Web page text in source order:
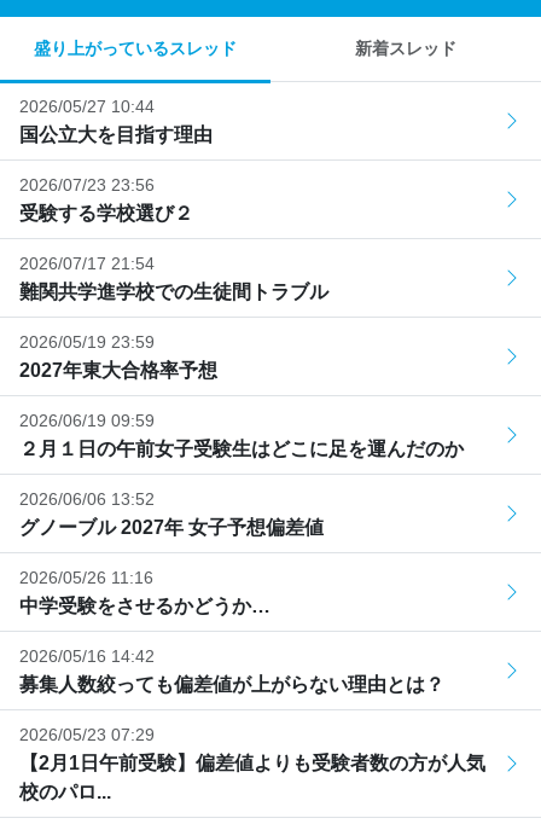
盛り上がっているスレッド 新着スレッド
2026/05/27 10:44
国公立大を目指す理由
2026/07/23 23:56
受験する学校選び２
2026/07/17 21:54
難関共学進学校での生徒間トラブル
2026/05/19 23:59
2027年東大合格率予想
2026/06/19 09:59
２月１日の午前女子受験生はどこに足を運んだのか
2026/06/06 13:52
グノーブル 2027年 女子予想偏差値
2026/05/26 11:16
中学受験をさせるかどうか…
2026/05/16 14:42
募集人数絞っても偏差値が上がらない理由とは？
2026/05/23 07:29
【2月1日午前受験】偏差値よりも受験者数の方が人気
校のパロ...